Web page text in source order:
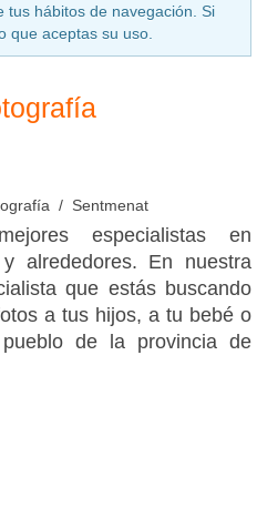
tus hábitos de navegación. Si
que aceptas su uso.
Sentmenat
especialistas en
alrededores. En nuestra
que estás buscando
a tus hijos, a tu bebé o
de la provincia de